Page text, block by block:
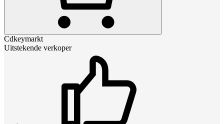
Cdkeymarkt
Uitstekende verkoper